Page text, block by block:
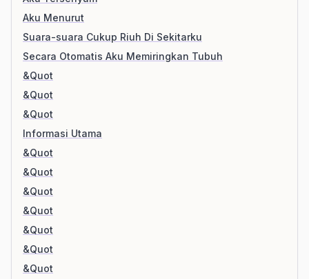
Aku Menurut
Suara-suara Cukup Riuh Di Sekitarku
Secara Otomatis Aku Memiringkan Tubuh
&Quot
&Quot
&Quot
Informasi Utama
&Quot
&Quot
&Quot
&Quot
&Quot
&Quot
&Quot